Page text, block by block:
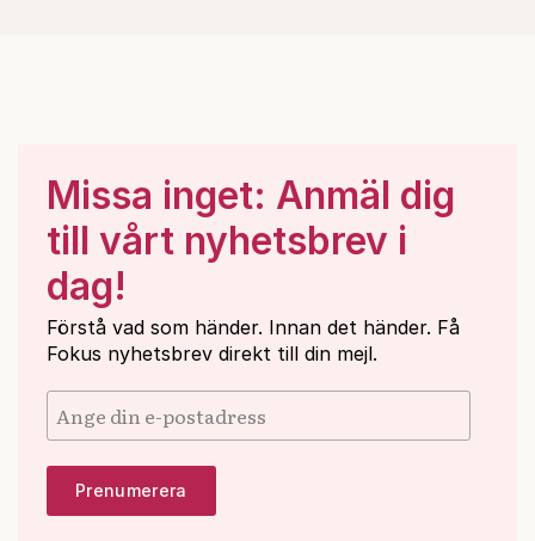
Missa inget: Anmäl dig
till vårt nyhetsbrev i
dag!
Förstå vad som händer. Innan det händer. Få
Fokus nyhetsbrev direkt till din mejl.